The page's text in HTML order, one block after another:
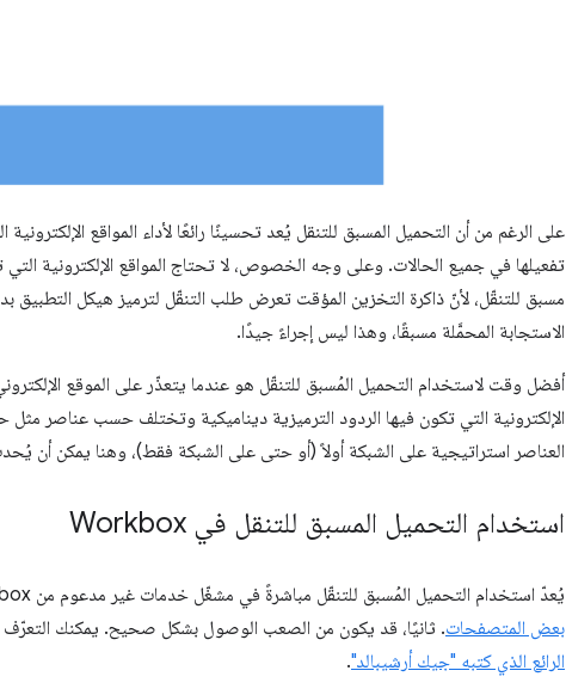
على الرغم من أن التحميل المسبق للتنقل يُعد تحسينًا رائعًا لأداء المواقع
تفعيلها في جميع الحالات. وعلى وجه الخصوص، لا تحتاج المواقع الإلكترونية
مسبق للتنقّل، لأنّ ذاكرة التخزين المؤقت تعرض طلب التنقّل لترميز هيكل
الاستجابة المحمَّلة مسبقًا، وهذا ليس إجراءً جيدًا.
الإلكترونية التي تكون فيها الردود الترميزية ديناميكية وتختلف حسب عناصر
العناصر استراتيجية على الشبكة أولاً (أو حتى على الشبكة فقط)، وهنا يمكن أن
استخدام التحميل المسبق للتنقل في Workbox
يُعدّ استخدام التحميل المُسبق للتنقّل مباشرةً في مشغّل خدمات غير مدعوم من Workbox أمرًا صعبًا. أولاً،
بعض المتصفحات. ثانيًا، قد يكون من الصعب الوصول بشكل صحيح. يمكنك التعرّف
الرائع الذي كتبه "جيك أرشيبالد".